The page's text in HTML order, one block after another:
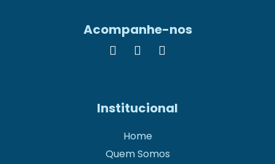
Acompanhe-nos
Institucional
Home
Quem Somos